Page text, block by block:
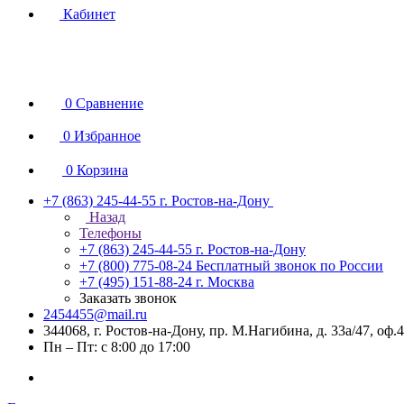
Кабинет
0 Сравнение
0 Избранное
0 Корзина
+7 (863) 245-44-55 г. Ростов-на-Дону
Назад
Телефоны
+7 (863) 245-44-55 г. Ростов-на-Дону
+7 (800) 775-08-24 Бесплатный звонок по России
+7 (495) 151-88-24 г. Москва
Заказать звонок
2454455@mail.ru
344068, г. Ростов-на-Дону, пр. М.Нагибина, д. 33а/47,
Пн – Пт: с 8:00 до 17:00